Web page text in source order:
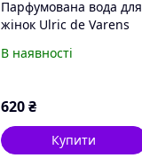
Парфумована вода для
жінок Ulric de Varens
В наявності
620 ₴
Купити